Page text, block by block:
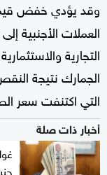
وقد يؤدي خفض
العملات الأجنبية
التجارية
الجمارك نتيجة
التي اكتنفت سعر
أخبار ذات صلة